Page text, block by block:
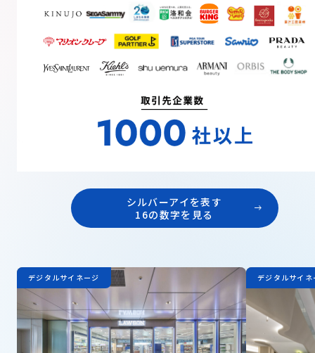
シルバーアイを表す
16の数字を見る
デジタルサイネージ デジタルサイネ